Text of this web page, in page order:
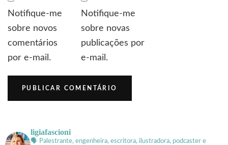
Notifique-me
sobre novos
comentários
por e-mail.
Notifique-me
sobre novas
publicações por
e-mail.
ligiafascioni
🗣 Palestrante, engenheira, escritora, ilustradora, podcaster e